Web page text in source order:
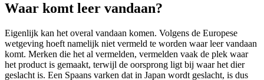
Waar komt leer vandaan?
Eigenlijk kan het overal vandaan komen. Volgens de Europese
wetgeving hoeft namelijk niet vermeld te worden waar leer vandaan
komt. Merken die het al vermelden, vermelden vaak de plek waar
het product is gemaakt, terwijl de oorsprong ligt bij waar het dier
geslacht is. Een Spaans varken dat in Japan wordt geslacht, is dus